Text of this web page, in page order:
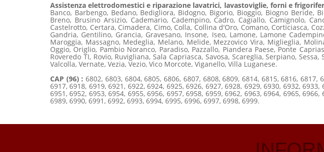
Assistenza elettrodomestici e riparazione lavatrici, lavastoviglie, forni e
Banco, Barbengo, Bedano, Bedigliora, Bidogno, Bigorio, Bioggio, Biogno Beride,
Breno, Brusino Arsizio, Cademario, Cadempino, Cadro, Cagiallo, Camignolo,
Castelrotto, Certara, Cimadera, Cimo, Colla, Collina d'Oro, Comano, Corticiasca,
Gandria, Gentilino, Grancia, Gravesano, Insone, Iseo, Lamone, Lamone
Maroggia, Massagno, Medeglia, Melano, Melide, Mezzovico Vira, Miglieglia,
Oggio, Origlio, Pambio Noranco, Paradiso, Pazzallo, Piandera Paese, Ponte
Roveredo TI, Rovio, Ruvigliana, Sala Capriasca, Savosa, Scareglia, Serpiano,
Valcolla, Vernate, Vezia, Vezio, Vico Morcote, Viganello, Villa Luganese.
CAP (96) :6802, 6803, 6804, 6805, 6806, 6807, 6808, 6809, 6814, 6815, 6816,
6917, 6918, 6919, 6921, 6922, 6924, 6925, 6926, 6927, 6928, 6929, 6930, 6932,
6951, 6952, 6953, 6954, 6955, 6956, 6957, 6958, 6959, 6962, 6963, 6964, 6965,
6989, 6990, 6991, 6992, 6993, 6994, 6995, 6996, 6997, 6998, 6999.